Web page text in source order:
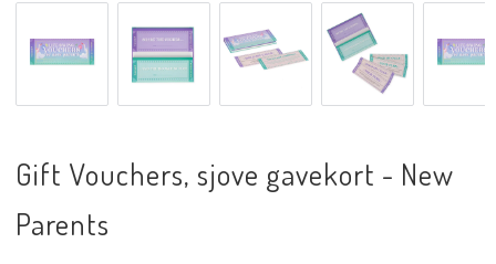
Gift Vouchers, sjove gavekort - New
Parents